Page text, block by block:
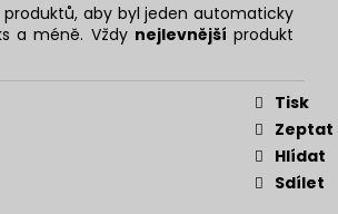
aby byl jeden automaticky
a méně. Vždy nejlevnější produkt
Tisk
Zeptat
Hlídat
Sdílet